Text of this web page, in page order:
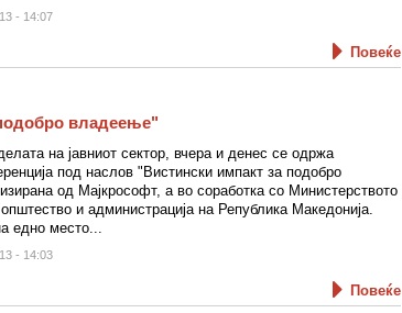
- 14:07
Повеќе
владеење"
на јавниот сектор, вчера и денес се одржа
под наслов "Вистински импакт за подобро
од Мајкрософт, а во соработка со Министерството
и администрација на Република Македонија.
едно место...
- 14:03
Повеќе